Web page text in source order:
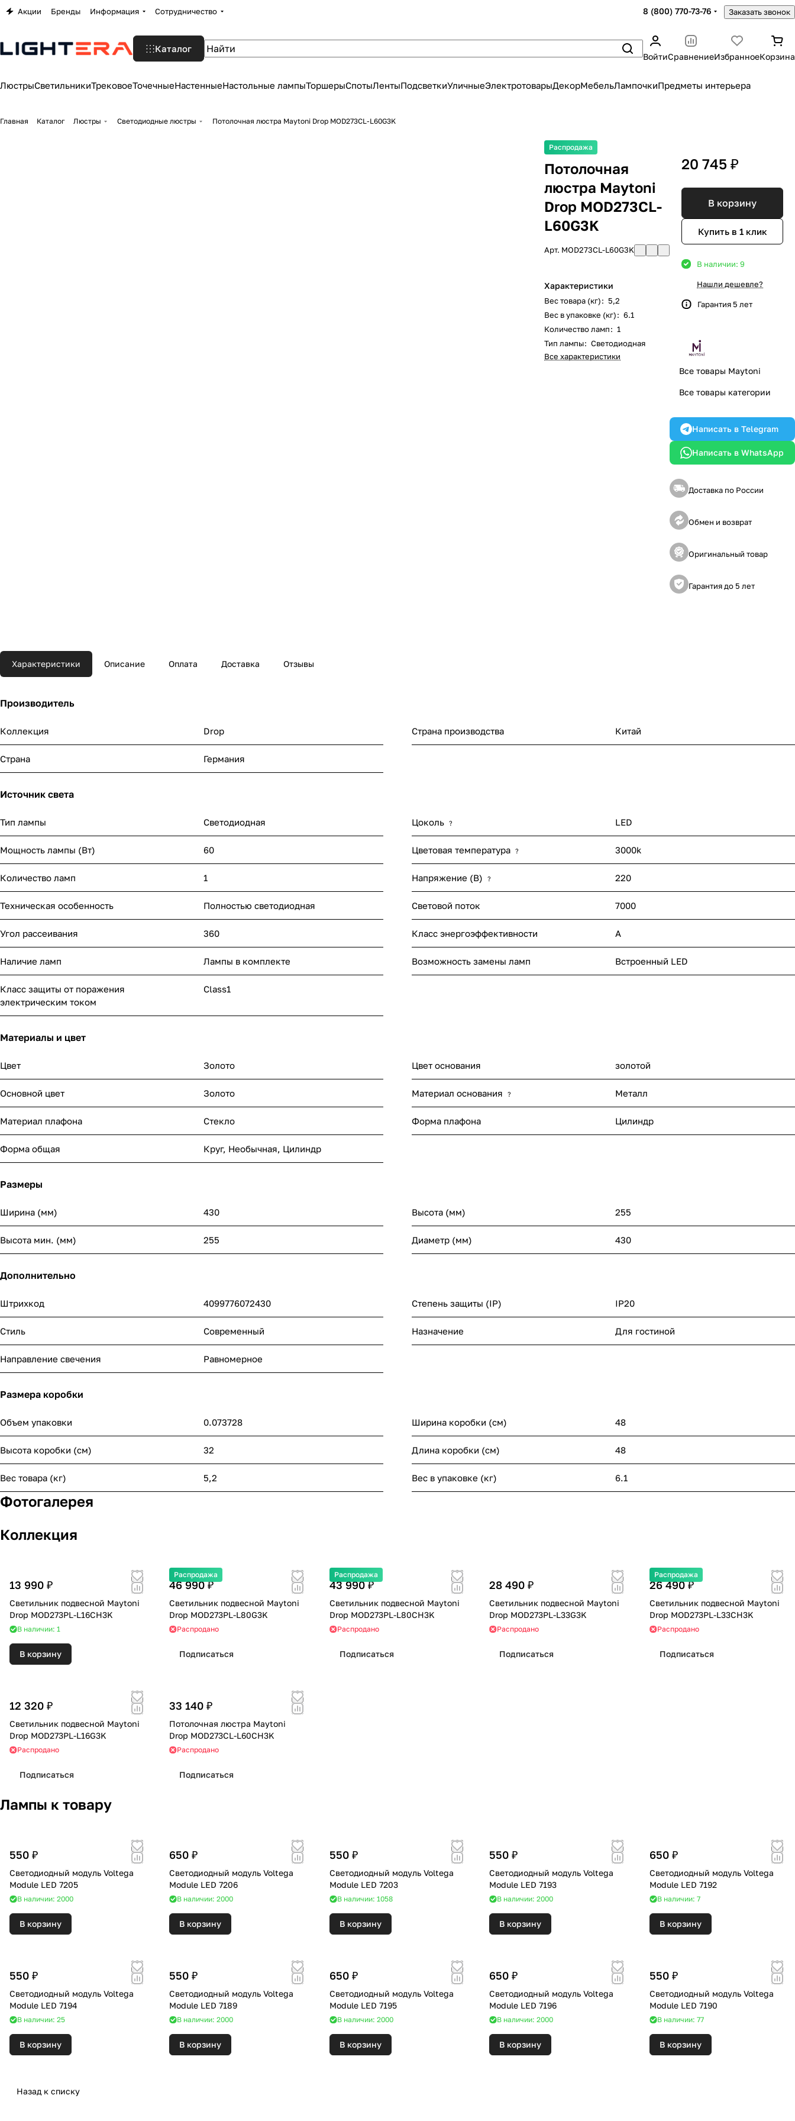
Акции Бренды Информация Сотрудничество 8 (800) 770-73-76 Заказать звонок
Каталог
ВойтиСравнениеИзбранноеКорзина
ЛюстрыСветильникиТрековоеТочечныеНастенныеНастольные лампыТоршерыСпотыЛентыПодсветкиУличныеЭлектротоварыДекорМебельЛампочкиПредметы интерьера
Главная Каталог Люстры Светодиодные люстры Потолочная люстра Maytoni Drop MOD273CL-L60G3K
Распродажа
Потолочная
люстра Maytoni
Drop MOD273CL-
L60G3K
Арт. MOD273CL-L60G3K
Характеристики
Вес товара (кг): 5,2
Вес в упаковке (кг): 6.1
Количество ламп: 1
Тип лампы: Светодиодная
Все характеристики
20 745 ₽
В корзину
Купить в 1 клик
В наличии: 9
Нашли дешевле?
Гарантия 5 лет
Все товары Maytoni
Все товары категории
Написать в Telegram
Написать в WhatsApp
Доставка по России
Обмен и возврат
Оригинальный товар
Гарантия до 5 лет
Характеристики Описание Оплата Доставка Отзывы
Производитель
Коллекция Drop Страна производства Китай
Страна Германия
Источник света
Тип лампы Светодиодная Цоколь ? LED
Мощность лампы (Вт) 60 Цветовая температура ? 3000k
Количество ламп 1 Напряжение (В) ? 220
Техническая особенность Полностью светодиодная Световой поток 7000
Угол рассеивания 360 Класс энергоэффективности A
Наличие ламп Лампы в комплекте Возможность замены ламп Встроенный LED
Класс защиты от поражения
электрическим током
Class1
Материалы и цвет
Цвет Золото Цвет основания золотой
Основной цвет Золото Материал основания ? Металл
Материал плафона Стекло Форма плафона Цилиндр
Форма общая Круг, Необычная, Цилиндр
Размеры
Ширина (мм) 430 Высота (мм) 255
Высота мин. (мм) 255 Диаметр (мм) 430
Дополнительно
Штрихкод 4099776072430 Степень защиты (IP) IP20
Стиль Cовременный Назначение Для гостиной
Направление свечения Равномерное
Размера коробки
Объем упаковки 0.073728 Ширина коробки (см) 48
Высота коробки (см) 32 Длина коробки (см) 48
Вес товара (кг) 5,2 Вес в упаковке (кг) 6.1
Фотогалерея
Коллекция
13 990 ₽
Светильник подвесной Maytoni
Drop MOD273PL-L16CH3K
В наличии: 1
В корзину
Распродажа
46 990 ₽
Светильник подвесной Maytoni
Drop MOD273PL-L80G3K
Распродано
Подписаться
Распродажа
43 990 ₽
Светильник подвесной Maytoni
Drop MOD273PL-L80CH3K
Распродано
Подписаться
28 490 ₽
Светильник подвесной Maytoni
Drop MOD273PL-L33G3K
Распродано
Подписаться
Распродажа
26 490 ₽
Светильник подвесной Maytoni
Drop MOD273PL-L33CH3K
Распродано
Подписаться
12 320 ₽
Светильник подвесной Maytoni
Drop MOD273PL-L16G3K
Распродано
Подписаться
33 140 ₽
Потолочная люстра Maytoni
Drop MOD273CL-L60CH3K
Распродано
Подписаться
Лампы к товару
550 ₽
Светодиодный модуль Voltega
Module LED 7205
В наличии: 2000
В корзину
650 ₽
Светодиодный модуль Voltega
Module LED 7206
В наличии: 2000
В корзину
550 ₽
Светодиодный модуль Voltega
Module LED 7203
В наличии: 1058
В корзину
550 ₽
Светодиодный модуль Voltega
Module LED 7193
В наличии: 2000
В корзину
650 ₽
Светодиодный модуль Voltega
Module LED 7192
В наличии: 7
В корзину
550 ₽
Светодиодный модуль Voltega
Module LED 7194
В наличии: 25
В корзину
550 ₽
Светодиодный модуль Voltega
Module LED 7189
В наличии: 2000
В корзину
650 ₽
Светодиодный модуль Voltega
Module LED 7195
В наличии: 2000
В корзину
650 ₽
Светодиодный модуль Voltega
Module LED 7196
В наличии: 2000
В корзину
550 ₽
Светодиодный модуль Voltega
Module LED 7190
В наличии: 77
В корзину
Назад к списку